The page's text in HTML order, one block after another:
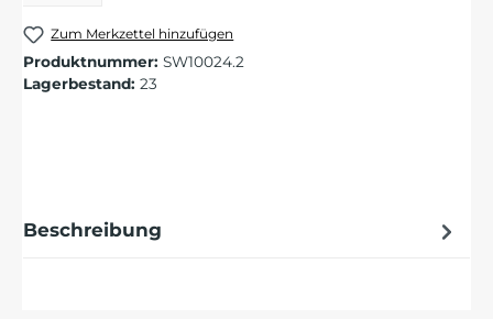
Zum Merkzettel hinzufügen
Produktnummer: SW10024.2
Lagerbestand: 23
Beschreibung